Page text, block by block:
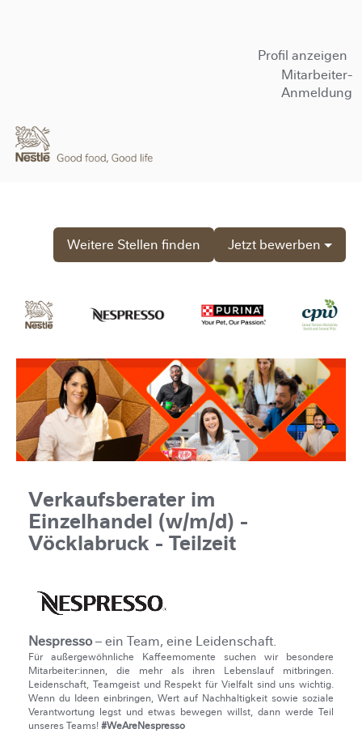
Profil anzeigen
Mitarbeiter-
Anmeldung
Jetzt bewerben
Weitere Stellen finden
Verkaufsberater im
Einzelhandel (w/m/d) -
Vöcklabruck - Teilzeit
Nespresso– ein Team, eine Leidenschaft.
Für außergewöhnliche Kaffeemomente suchen wir besondere
Mitarbeiter:innen, die mehr als ihren Lebenslauf mitbringen.
Leidenschaft, Teamgeist und Respekt für Vielfalt sind uns wichtig.
Wenn du Ideen einbringen, Wert auf Nachhaltigkeit sowie soziale
Verantwortung legst und etwas bewegen willst, dann werde Teil
unseres Teams!#WeAreNespresso